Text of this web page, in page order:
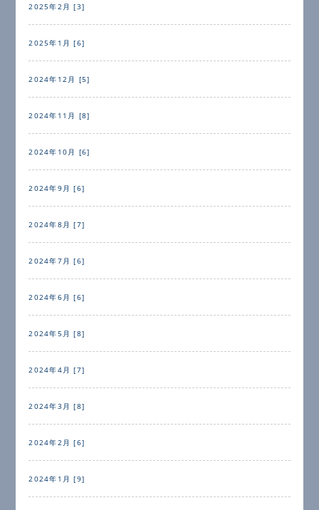
2025年2月 [3]
2025年1月 [6]
2024年12月 [5]
2024年11月 [8]
2024年10月 [6]
2024年9月 [6]
2024年8月 [7]
2024年7月 [6]
2024年6月 [6]
2024年5月 [8]
2024年4月 [7]
2024年3月 [8]
2024年2月 [6]
2024年1月 [9]